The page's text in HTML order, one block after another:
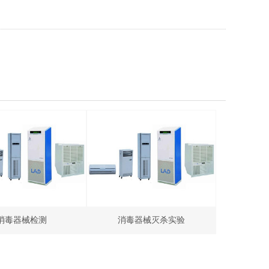
毒器械检测 消毒器械灭杀实验